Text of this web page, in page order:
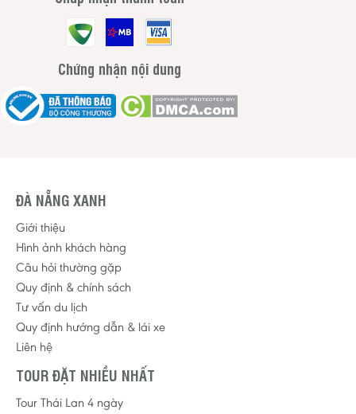
Chứng nhận nội dung
ĐÀ NẴNG XANH
Giới thiệu
Hình ảnh khách hàng
Câu hỏi thường gặp
Quy định & chính sách
Tư vấn du lịch
Quy định hướng dẫn & lái xe
Liên hệ
TOUR ĐẶT NHIỀU NHẤT
Tour Thái Lan 4 ngày